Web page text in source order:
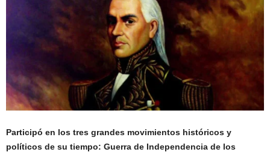
Participó en los tres grandes movimientos históricos y
políticos de su tiempo: Guerra de Independencia de los